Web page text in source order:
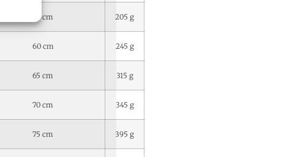
55 cm 205 g
60 cm 245 g
65 cm 315 g
70 cm 345 g
75 cm 395 g